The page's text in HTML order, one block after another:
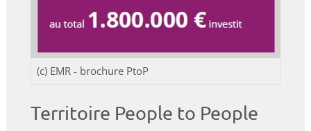
(c) EMR - brochure PtoP
Territoire People to People